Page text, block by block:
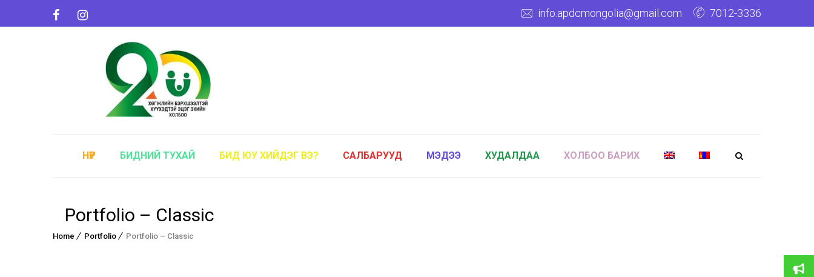
info.apdcmongolia@gmail.com 7012-3336
НҮҮР БИДНИЙ ТУХАЙ БИД ЮУ ХИЙДЭГ ВЭ? САЛБАРУУД МЭДЭЭ ХУДАЛДАА ХОЛБОО БАРИХ
Portfolio – Classic
Home Portfolio Portfolio – Classic